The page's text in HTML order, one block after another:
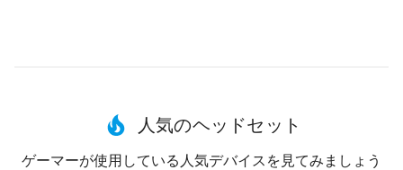
人気のヘッドセット
ゲーマーが使用している人気デバイスを見てみましょう